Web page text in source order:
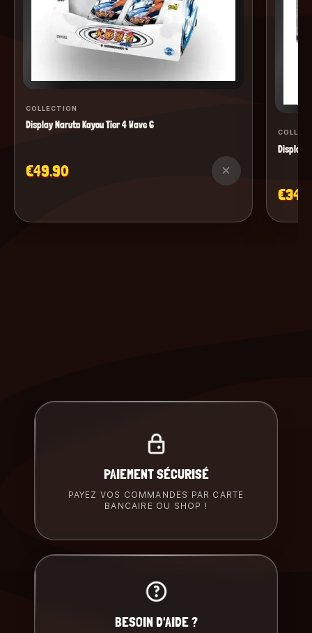
COLLECTION
Display Naruto Kayou Tier 4 Wave 6
€49.90 ×
Display
PAIEMENT SÉCURISÉ
PAYEZ VOS COMMANDES PAR CARTE
BANCAIRE OU SHOP !
BESOIN D'AIDE ?